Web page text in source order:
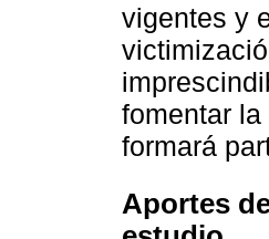
vigentes y
fomentar
formará
Aportes